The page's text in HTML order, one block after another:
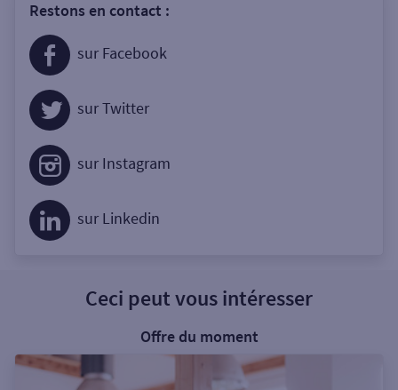
Restons en contact :
sur Facebook
sur Twitter
sur Instagram
sur Linkedin
Ceci peut vous intéresser
Offre du moment